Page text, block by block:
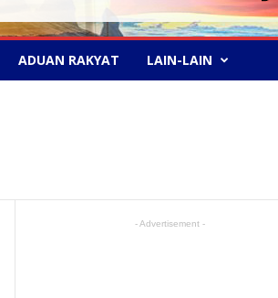
ADUAN RAKYAT LAIN-LAIN
- Advertisement -